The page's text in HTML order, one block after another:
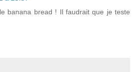
banana bread ! Il faudrait que je teste